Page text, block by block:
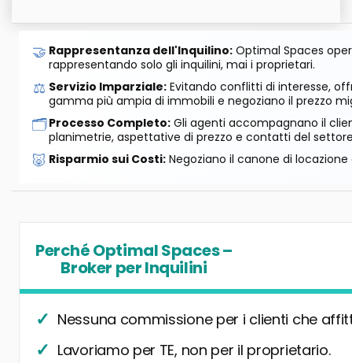
🤝 Rappresentanza dell'Inquilino: Optimal Spaces
rappresentando solo gli inquilini, mai i proprietari.
⚖️ Servizio Imparziale: Evitando conflitti di interesse,
gamma più ampia di immobili e negoziano il prezzo
🗂️Processo Completo: Gli agenti accompagnano il
planimetrie, aspettative di prezzo e contatti del
🐷 Risparmio sui Costi: Negoziano il canone di
Perché Optimal Spaces –
Broker per Inquilini
Nessuna commissione per i clienti che
Lavoriamo per TE, non per il proprietario.